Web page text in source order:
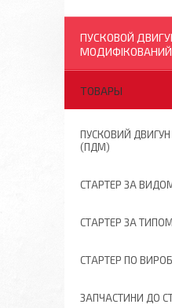
ПУСКОВОЙ
ТОВАРЫ
ПУСКОВИЙ
(ПДМ)
СТАРТЕР ЗА
СТАРТЕР ЗА
СТАРТЕР ПО
ЗАПЧАСТИНИ ДО